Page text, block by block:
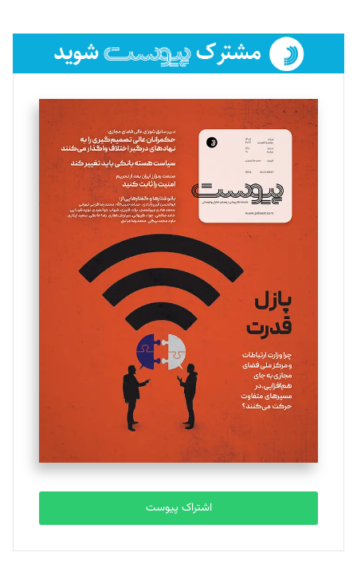
فائزه فتحی رستمی
تحریریه
سروش کرمیان
تحریریه
مینا پاکدل
یسنا امان‌پور
تحریریه
ملینا جعفری
تحریریه
مصطفی مسجدی آرانی
تحریریه
بابک نقاش
تحریریه
اشتراک پیوست